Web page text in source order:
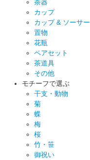
茶器
カップ
カップ & ソーサー
置物
花瓶
ペアセット
茶道具
その他
モチーフで選ぶ
干支・動物
菊
蝶
梅
桜
竹・笹
御祝い